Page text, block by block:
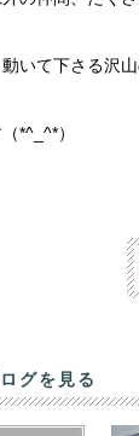
いて下さる沢
*^_^*）
グを見る